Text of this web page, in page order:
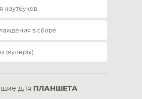
ноутбуков
в сборе
(кулеры)
для ПЛАНШЕТА